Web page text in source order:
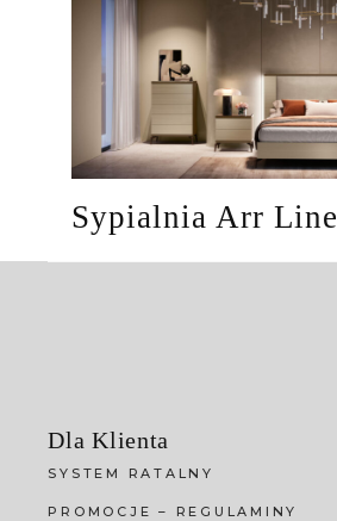
Sypialnia Arr
Dla Klienta
SYSTEM RATALNY
PROMOCJE – REGULAMINY